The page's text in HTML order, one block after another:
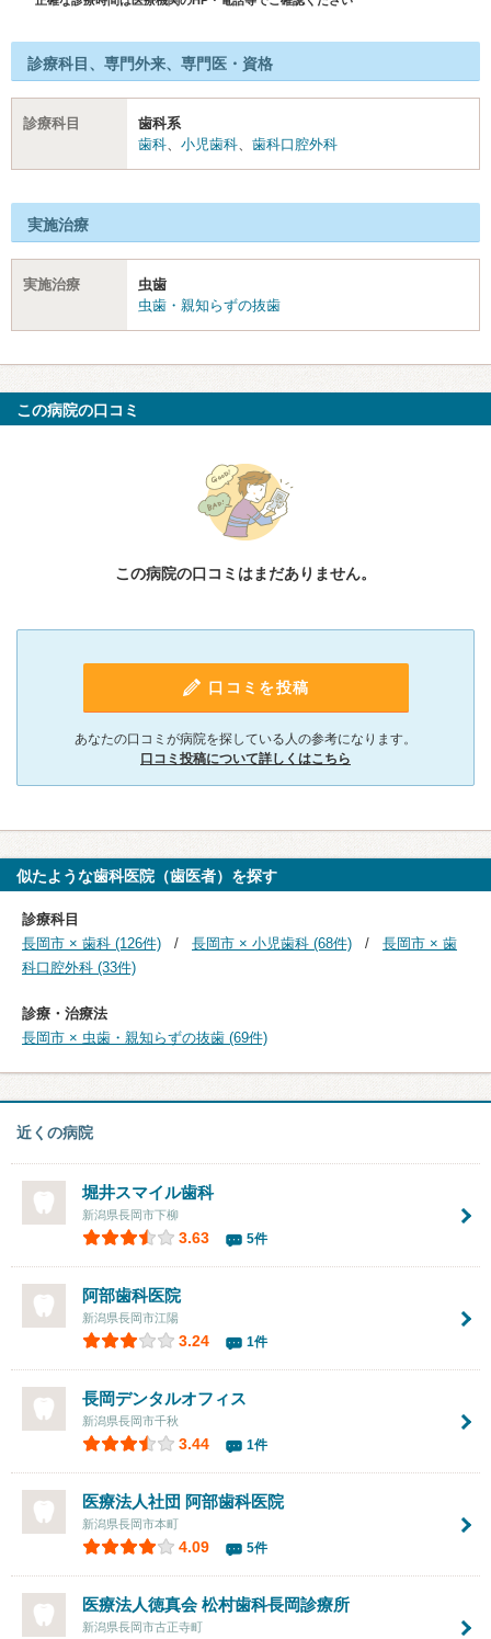
診療科目、専門外来、専門医・資格
診療科目
歯科系
歯科
小児歯科 歯科口腔外科
実施治療
実施治療
虫歯
虫歯・親知らずの抜歯
この病院の口コミ
この病院の口コミはまだありません。
口コミを投稿
あなたの口コミが病院を探している人の参考になります。
口コミ投稿について詳しくはこちら
似たような歯科医院（歯医者）を探す
診療科目
長岡市 × 歯科 (126件)
長岡市 × 小児歯科 (68件)
長岡市 × 歯
科口腔外科 (33件)
診療・治療法
長岡市 × 虫歯・親知らずの抜歯 (69件)
近くの病院
堀井スマイル歯科
新潟県長岡市下柳
3.63 5件
阿部歯科医院
新潟県長岡市江陽
3.24 1件
長岡デンタルオフィス
新潟県長岡市千秋
3.44 1件
医療法人社団 阿部歯科医院
新潟県長岡市本町
4.09 5件
医療法人徳真会松村歯科長岡診療所
新潟県長岡市古正寺町